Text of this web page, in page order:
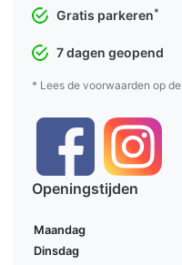
Gratis parkeren*
7 dagen geopend
* Lees de voorwaarden op de
Openingstijden
Maandag
Dinsdag